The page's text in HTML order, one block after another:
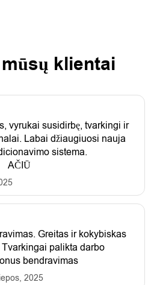
klientai
vyrukai susidirbę, tvarkingi ir
Labai džiaugiuosi nauja
sistema.
AČIŪ
Greitas ir kokybiskas
palikta darbo
bendravimas
2025